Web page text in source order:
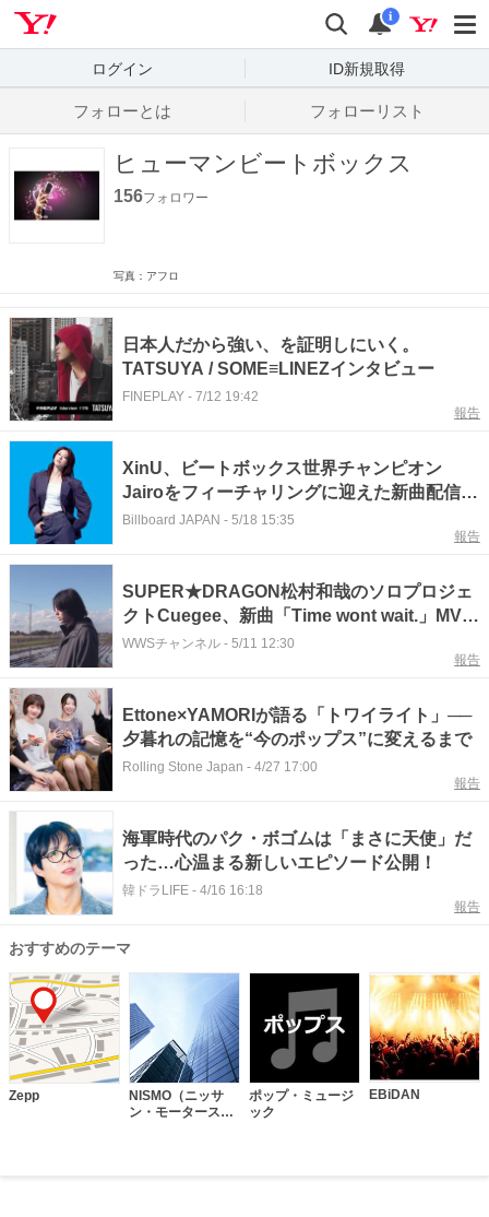
検索
通知
i
ログイン ID新規取得
フォローとは フォローリスト
ヒューマンビートボックス
156フォロワー
写真：アフロ
日本人だから強い、を証明しにいく。
TATSUYA / SOME≡LINEZインタビュー
FINEPLAY - 7/12 19:42
報告
XinU、ビートボックス世界チャンピオン
Jairoをフィーチャリングに迎えた新曲配信決
定＆初のZepp Shinjuku公演にAile The
Billboard JAPAN - 5/18 15:35
報告
SUPER★DRAGON松村和哉のソロプロジェ
クトCuegee、新曲「Time wont wait.」MV公
開
WWSチャンネル - 5/11 12:30
報告
Ettone×YAMORIが語る「トワイライト」──
夕暮れの記憶を“今のポップス”に変えるまで
Rolling Stone Japan - 4/27 17:00
報告
海軍時代のパク・ボゴムは「まさに天使」だ
った…心温まる新しいエピソード公開！
韓ドラLIFE - 4/16 16:18
報告
おすすめのテーマ
Zepp
NISMO（ニッサ
ン・モータースポ
ポップ・ミュージ
ック
EBiDAN